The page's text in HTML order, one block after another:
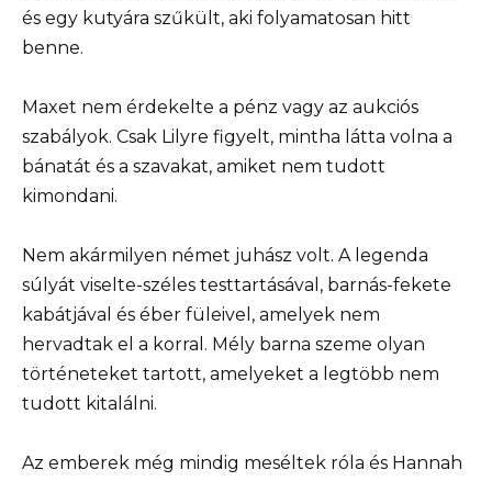
és egy kutyára szűkült, aki folyamatosan hitt
benne.
Maxet nem érdekelte a pénz vagy az aukciós
szabályok. Csak Lilyre figyelt, mintha látta volna a
bánatát és a szavakat, amiket nem tudott
kimondani.
Nem akármilyen német juhász volt. A legenda
súlyát viselte-széles testtartásával, barnás-fekete
kabátjával és éber füleivel, amelyek nem
hervadtak el a korral. Mély barna szeme olyan
történeteket tartott, amelyeket a legtöbb nem
tudott kitalálni.
Az emberek még mindig meséltek róla és Hannah